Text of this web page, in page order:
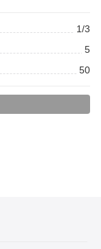
1/3
5
50